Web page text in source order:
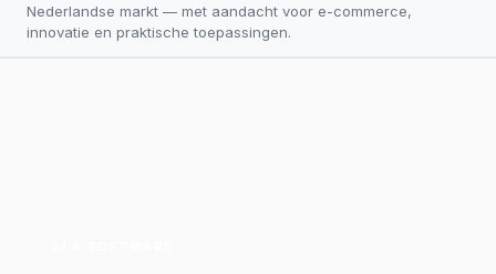
Nederlandse markt — met aandacht voor e-commerce,
innovatie en praktische toepassingen.